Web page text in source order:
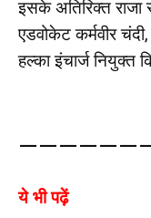
इसके अतिरिक्त राजा
एडवोकेट कर्मवीर
हल्का इंचार्ज नियुक्त
ये भी पढ़ें